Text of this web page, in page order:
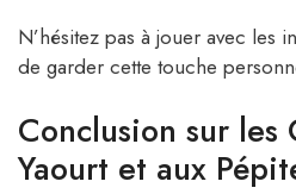
N’hésitez pas à jouer avec les
de garder cette touche
Conclusion sur les
Yaourt et aux